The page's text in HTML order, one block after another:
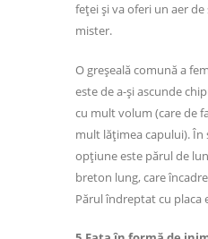
feței și va oferi un aer
mister.
O greșeală comună a
este de a-și ascunde
cu mult volum (care de
mult lățimea capului). În
opțiune este părul de
breton lung, care
Părul îndreptat cu placa